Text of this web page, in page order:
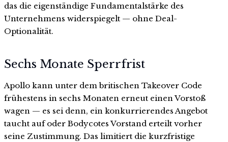
das die eigenständige Fundamentalstärke des
Unternehmens widerspiegelt — ohne Deal-
Optionalität.
Sechs Monate Sperrfrist
Apollo kann unter dem britischen Takeover Code
frühestens in sechs Monaten erneut einen Vorstoß
wagen — es sei denn, ein konkurrierendes Angebot
taucht auf oder Bodycotes Vorstand erteilt vorher
seine Zustimmung. Das limitiert die kurzfristige